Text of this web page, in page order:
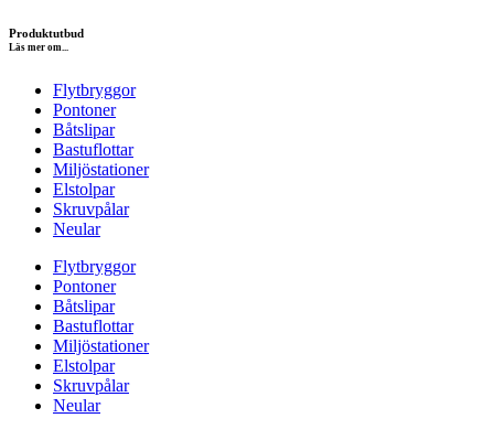
Produktutbud
Läs mer om...
Flytbryggor
Pontoner
Båtslipar
Bastuflottar
Miljöstationer
Elstolpar
Skruvpålar
Neular
Flytbryggor
Pontoner
Båtslipar
Bastuflottar
Miljöstationer
Elstolpar
Skruvpålar
Neular